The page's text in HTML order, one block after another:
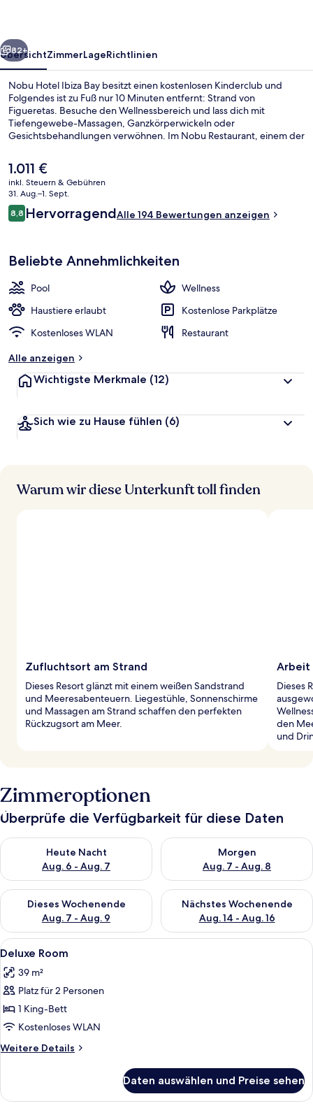
Weiter
82+
ÜbersichtZimmerLageRichtlinien
Nobu Hotel Ibiza Bay besitzt einen kostenlosen Kinderclub und
Folgendes ist zu Fuß nur 10 Minuten entfernt: Strand von
Figueretas. Besuche den Wellnessbereich und lass dich mit
Tiefengewebe-Massagen, Ganzkörperwickeln oder
Gesichtsbehandlungen verwöhnen. Im Nobu Restaurant, einem der
japanische Küche serviert. Weitere Highlights wie eine Poolbar, ein
Fitnessbereich (rund um die Uhr geöffnet) und
Fitnessmöglichkeiten sprechen für dieses Resort im luxuriösen Stil.
Der
aktuelle
Preis
beträgt
1.011 €.
1.011 €
inkl. Steuern & Gebühren
31. Aug.–1. Sept.
Bewertungen
8,88,8 von 10.
HervorragendAlle 194 Bewertungen anzeigen
Beliebte Annehmlichkeiten
Pool
Wellness
Haustiere erlaubt
Kostenlose Parkplätze
Kostenloses WLAN
Restaurant
Alle anzeigen
Wichtigste Merkmale (12)
Sich wie zu Hause fühlen (6)
Warum wir diese Unterkunft toll finden
Zufluchtsort am Strand
Dieses Resort glänzt mit einem weißen Sandstrand
und Meeresabenteuern. Liegestühle, Sonnenschirme
und Massagen am Strand schaffen den perfekten
Rückzugsort am Meer.
Arbeit
Dieses
den
und
Zimmeroptionen
Überprüfe die Verfügbarkeit für diese Daten
Heute Nacht
Aug. 6 - Aug. 7
Überprüfe die Verfügbarkeit für heute Nacht, Aug. 6 - Aug. 7.
Morgen
Aug. 7 - Aug. 8
Überprüfe die Verfügbarkeit
Dieses Wochenende
Aug. 7 - Aug. 9
Überprüfe die Verfügbarkeit für dieses Wochenende, Aug. 7
Nächstes Wochenende
Aug. 14 - Aug. 16
Überprüfe die Verfügbarkeit
Alle
Fotos
für
Deluxe
Room
anzeigen
5
Deluxe Room
39 m²
Platz für 2 Personen
1 King-Bett
Kostenloses WLAN
Weitere Details
Weitere
Room
Daten auswählen und Preise sehen